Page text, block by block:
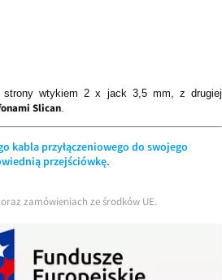
strony wtykiem 2 x jack 3,5 mm, z drugiej
Slican
kabla przyłączeniowego do swojego
przejściówkę.
zamówieniach ze środków UE.